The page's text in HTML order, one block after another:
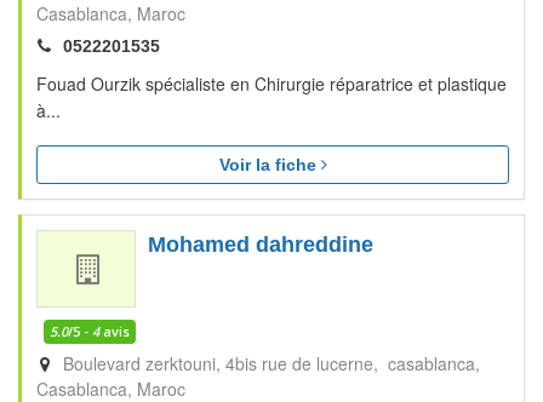
Casablanca Maroc
0522201535
Fouad Ourzik spécialiste en Chirurgie réparatrice et plastique
à...
Voir la fiche
Mohamed dahreddine
5.0/5 - 4avis
Boulevard zerktouni, 4bis rue de lucerne, casablanca
Casablanca Maroc